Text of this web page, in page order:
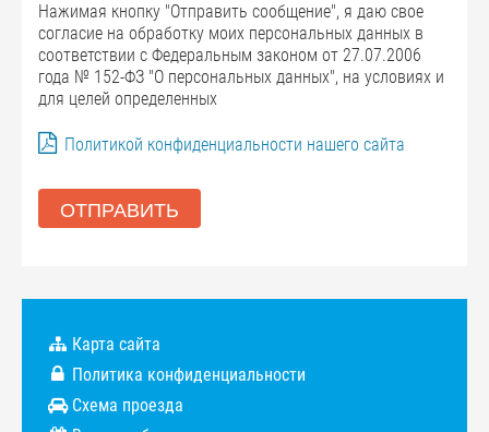
Нажимая кнопку "Отправить сообщение", я даю свое
согласие на обработку моих персональных данных в
соответствии с Федеральным законом от 27.07.2006
года № 152-ФЗ "О персональных данных", на условиях и
для целей определенных
Политикой конфиденциальности нашего сайта
ОТПРАВИТЬ
Карта сайта
Политика конфиденциальности
Схема проезда